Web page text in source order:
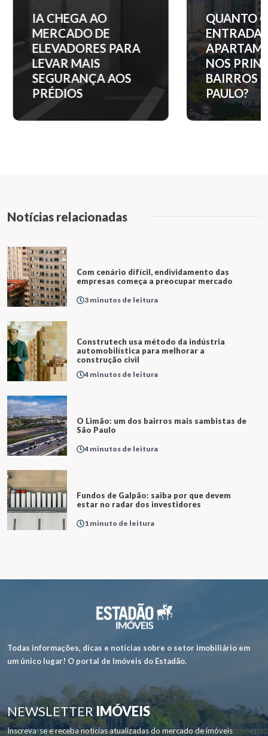
IA CHEGA AO
MERCADO DE
ELEVADORES PARA
LEVAR MAIS
SEGURANÇA AOS
PRÉDIOS
QUANTO
ENTRADA
NOS
BAIRROS
PAULO?
Notícias relacionadas
Com cenário difícil, endividamento das
empresas começa a preocupar mercado
3 minutos de leitura
Construtech usa método da indústria
automobilística para melhorar a
construção civil
4 minutos de leitura
O Limão: um dos bairros mais sambistas de
São Paulo
4 minutos de leitura
Fundos de Galpão: saiba por que devem
estar no radar dos investidores
1 minuto de leitura
Todas informações, dicas e notícias sobre o setor imobiliário em
um único lugar! O portal de Imóveis do Estadão.
NEWSLETTERIMÓVEIS
Inscreva-se e receba notícias atualizadas do mercado de imóveis